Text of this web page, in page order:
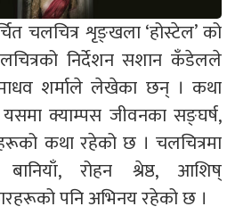
चलचित्र शृङ्खला ‘होस्टेल’ को
निर्देशन सशान कँडेलले
शर्माले लेखेका छन् । कथा
क्याम्पस जीवनका सङ्घर्ष,
कथा रहेको छ । चलचित्रमा
रोहन श्रेष्ठ, आशिष्
पनि अभिनय रहेको छ ।